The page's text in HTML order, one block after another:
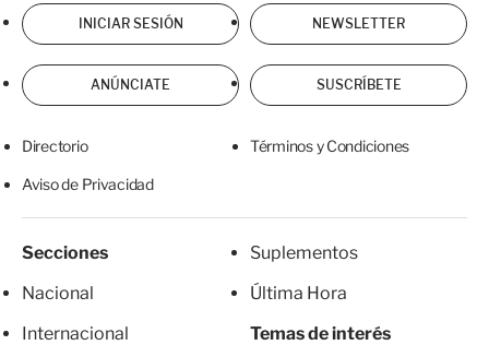
INICIAR SESIÓN NEWSLETTER
ANÚNCIATE SUSCRÍBETE
Directorio Términos y Condiciones
Aviso de Privacidad
Secciones
Nacional
Internacional
Suplementos
Última Hora
Temas de interés